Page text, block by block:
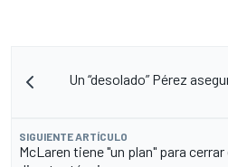
Un “desolado” Pérez
SIGUIENTE ARTÍCULO
McLaren tiene "un plan" para